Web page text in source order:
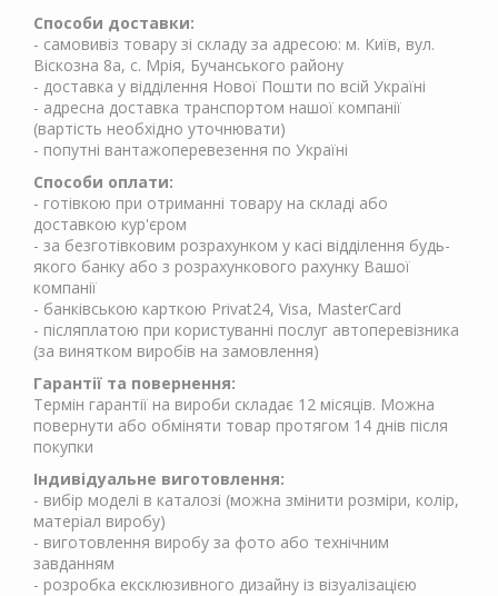
Способи доставки:
- самовивіз товару зі складу за адресою: м. Київ, вул.
Віскозна 8а, с. Мрія, Бучанського району
- доставка у відділення Нової Пошти по всій Україні
- адресна доставка транспортом нашої компанії
(вартість необхідно уточнювати)
- попутні вантажоперевезення по Україні
Способи оплати:
- готівкою при отриманні товару на складі або
доставкою кур'єром
- за безготівковим розрахунком у касі відділення будь-
якого банку або з розрахункового рахунку Вашої
компанії
- банківською карткою Privat24, Visa, MasterCard
- післяплатою при користуванні послуг автоперевізника
(за винятком виробів на замовлення)
Гарантії та повернення:
Термін гарантії на вироби складає 12 місяців. Можна
повернути або обміняти товар протягом 14 днів після
покупки
Індивідуальне виготовлення:
- вибір моделі в каталозі (можна змінити розміри, колір,
матеріал виробу)
- виготовлення виробу за фото або технічним
завданням
- розробка ексклюзивного дизайну із візуалізацією